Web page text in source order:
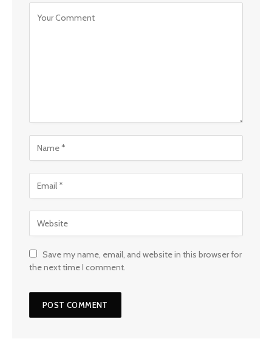
Save my name, email, and website in this browser for
the next time I comment.